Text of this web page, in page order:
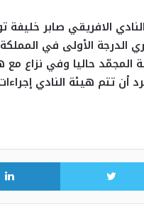
الافريقي صابر
الدرجة الأولى في
حاليا وفي نزاع
أن تتم هيئة النادي
تويتر